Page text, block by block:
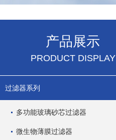
产品展示
PRODUCT DISPLAY
过滤器系列
多功能玻璃砂芯过滤器
微生物薄膜过滤器